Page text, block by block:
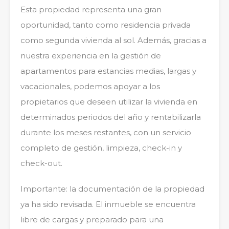
Esta propiedad representa una gran
oportunidad, tanto como residencia privada
como segunda vivienda al sol. Además, gracias a
nuestra experiencia en la gestión de
apartamentos para estancias medias, largas y
vacacionales, podemos apoyar a los
propietarios que deseen utilizar la vivienda en
determinados periodos del año y rentabilizarla
durante los meses restantes, con un servicio
completo de gestión, limpieza, check-in y
check-out.
Importante: la documentación de la propiedad
ya ha sido revisada. El inmueble se encuentra
libre de cargas y preparado para una